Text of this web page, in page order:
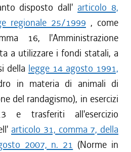
disposto dall' articolo 8,
regionale 25/1999 , come
16, l'Amministrazione
a utilizzare i fondi statali, a
della legge 14 agosto 1991,
in materia di animali di
del randagismo), in esercizi
e trasferiti all'esercizio
articolo 31, comma 7, della
2007, n. 21 (Norme in